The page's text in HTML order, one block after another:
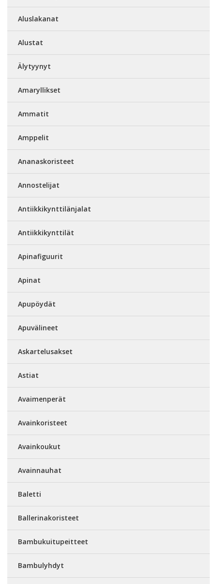
Aluslakanat
Alustat
Älytyynyt
Amaryllikset
Ammatit
Amppelit
Ananaskoristeet
Annostelijat
Antiikkikynttilänjalat
Antiikkikynttilät
Apinafiguurit
Apinat
Apupöydät
Apuvälineet
Askartelusakset
Astiat
Avaimenperät
Avainkoristeet
Avainkoukut
Avainnauhat
Baletti
Ballerinakoristeet
Bambukuitupeitteet
Bambulyhdyt